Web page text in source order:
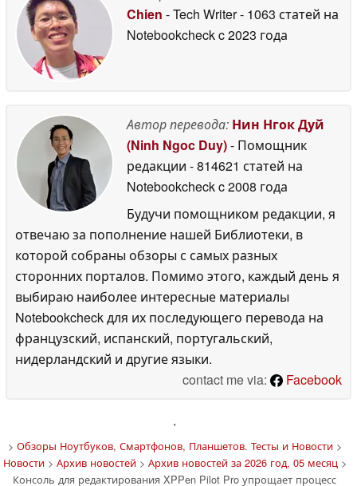
Chien - Tech Writer- 1063 статей на
Notebookcheckc 2023 года
Автор перевода: Нин Нгок Дуй
(Ninh Ngoc Duy)- Помощник
редакции - 814621 статей на
Notebookcheckc 2008 года
Будучи помощником редакции, я
отвечаю за пополнение нашей Библиотеки, в
которой собраны обзоры с самых разных
сторонних порталов. Помимо этого, каждый день я
выбираю наиболее интересные материалы
Notebookcheck для их последующего перевода на
французский, испанский, португальский,
нидерландский и другие языки.
contact me via:
Facebook
'
> Обзоры Ноутбуков, Смартфонов, Планшетов. Тесты и Новости>
Новости> Архив новостей> Архив новостей за 2026 год, 05 месяц >
Консоль для редактирования XPPen Pilot Pro упрощает процесс